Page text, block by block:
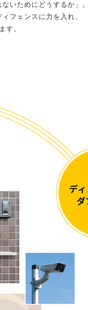
いためにどうするか」。
フェンスに力を入れ、
す。